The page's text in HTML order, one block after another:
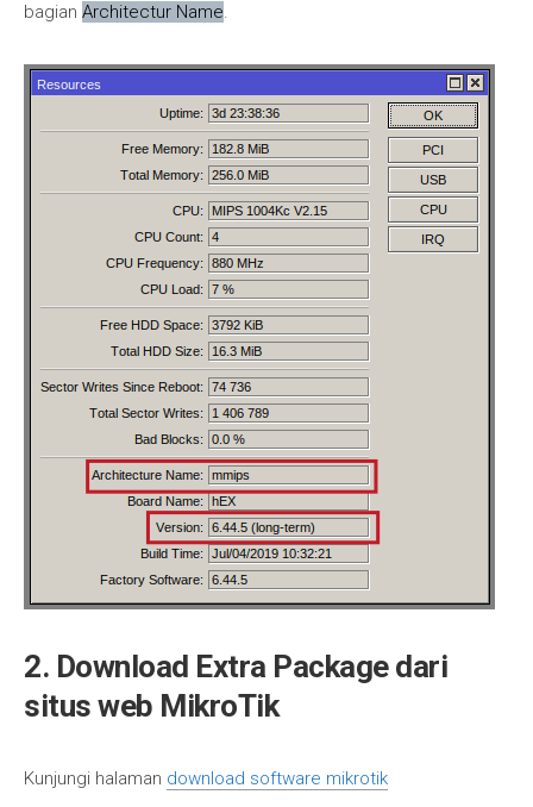
bagian Architectur Name.
2. Download Extra Package dari
situs web MikroTik
Kunjungi halaman download software mikrotik